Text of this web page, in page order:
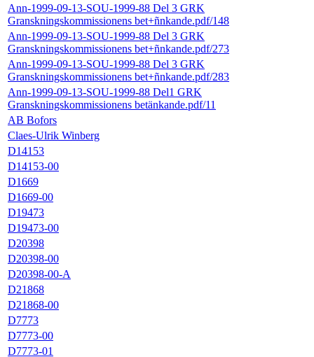
Ann-1999-09-13-SOU-1999-88 Del 3 GRK
Granskningskommissionens bet+ñnkande.pdf/148
Ann-1999-09-13-SOU-1999-88 Del 3 GRK
Granskningskommissionens bet+ñnkande.pdf/273
Ann-1999-09-13-SOU-1999-88 Del 3 GRK
Granskningskommissionens bet+ñnkande.pdf/283
Ann-1999-09-13-SOU-1999-88 Del1 GRK
Granskningskommissionens betänkande.pdf/11
AB Bofors
Claes-Ulrik Winberg
D14153
D14153-00
D1669
D1669-00
D19473
D19473-00
D20398
D20398-00
D20398-00-A
D21868
D21868-00
D7773
D7773-00
D7773-01